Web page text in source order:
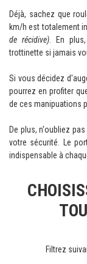
Déjà, sachez que
km/h est totalement
de récidive).
En
trottinette si jamais
Si vous décidez
pourrez en profiter
de ces manipuations
De plus, n'oubliez
votre sécurité.
Le
indispensable à
Filtrez